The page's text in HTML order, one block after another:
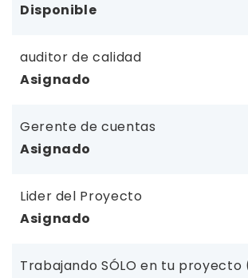
Disponible
auditor de calidad
Asignado
Gerente de cuentas
Asignado
Lider del Proyecto
Asignado
Trabajando SÓLO en tu